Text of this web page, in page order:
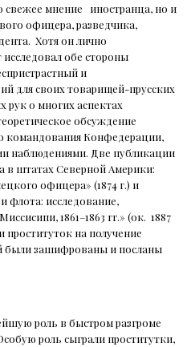
свежее мнение
иностранца, но и
офицера, разведчика,
Хотя он лично
обе стороны
и
для своих товарищей-прусских
рук о многих аспектах
обсуждение
командования Конфедерации,
наблюдениями. Две публикации
в штатах Северной Америки:
офицера» (1874 г.) и
флота: исследование,
1861–1863 гг.» (ок. 1887
проституток на получение
были зашифрованы и посланы
роль в быстром разгроме
роль сыграли проститутки,